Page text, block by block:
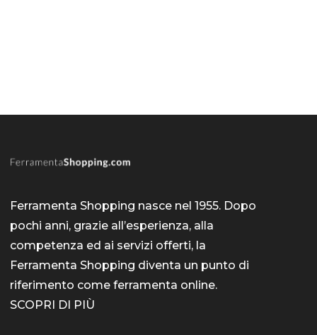
Ferramenta Shopping nasce nel 1955. Dopo
pochi anni, grazie all’esperienza, alla
competenza ed ai servizi offerti, la
Ferramenta Shopping diventa un punto di
riferimento come ferramenta online.
SCOPRI DI PIÙ